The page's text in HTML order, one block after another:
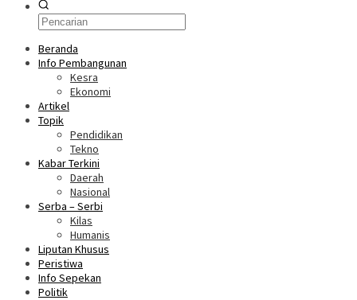
Beranda
Info Pembangunan
Kesra
Ekonomi
Artikel
Topik
Pendidikan
Tekno
Kabar Terkini
Daerah
Nasional
Serba – Serbi
Kilas
Humanis
Liputan Khusus
Peristiwa
Info Sepekan
Politik